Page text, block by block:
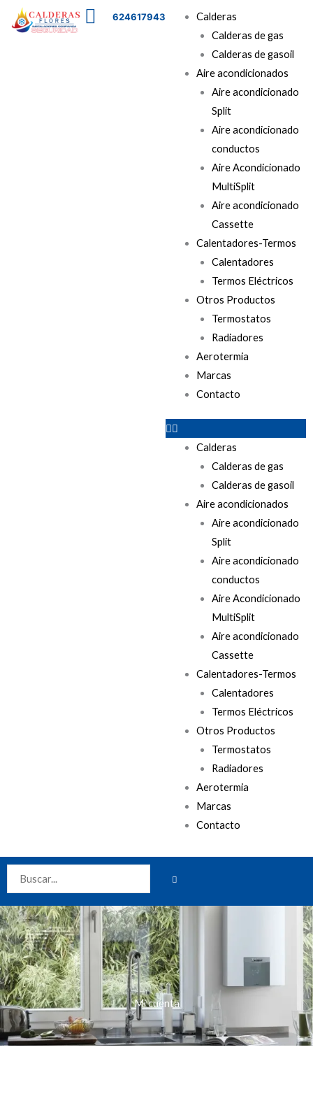
624617943
Calderas
Calderas de gas
Calderas de gasoil
Aire acondicionados
Aire acondicionado
Split
Aire acondicionado
conductos
Aire Acondicionado
MultiSplit
Aire acondicionado
Cassette
Calentadores-Termos
Calentadores
Termos Eléctricos
Otros Productos
Termostatos
Radiadores
Aerotermia
Marcas
Contacto
Menú
Calderas
Calderas de gas
Calderas de gasoil
Aire acondicionados
Aire acondicionado
Split
Aire acondicionado
conductos
Aire Acondicionado
MultiSplit
Aire acondicionado
Cassette
Calentadores-Termos
Calentadores
Termos Eléctricos
Otros Productos
Termostatos
Radiadores
Aerotermia
Marcas
Contacto
Buscar
Mi cuenta